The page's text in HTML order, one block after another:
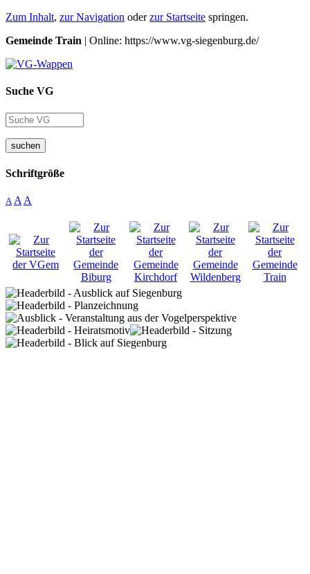
Zum Inhalt, zur Navigation oderzur Startseite springen.
Gemeinde Train | Online: https://www.vg-siegenburg.de/
Suche VG
suchen
Schriftgröße
A A A